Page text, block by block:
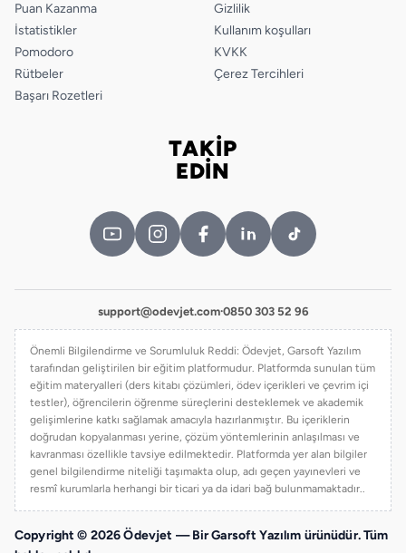
Puan Kazanma
İstatistikler
Pomodoro
Rütbeler
Başarı Rozetleri
Gizlilik
Kullanım koşulları
KVKK
Çerez Tercihleri
TAKİP
EDİN
support@odevjet.com·0850 303 52 96
Önemli Bilgilendirme ve Sorumluluk Reddi: Ödevjet, Garsoft Yazılım
tarafından geliştirilen bir eğitim platformudur. Platformda sunulan tüm
eğitim materyalleri (ders kitabı çözümleri, ödev içerikleri ve çevrim içi
testler), öğrencilerin öğrenme süreçlerini desteklemek ve akademik
gelişimlerine katkı sağlamak amacıyla hazırlanmıştır. Bu içeriklerin
doğrudan kopyalanması yerine, çözüm yöntemlerinin anlaşılması ve
kavranması özellikle tavsiye edilmektedir. Platformda yer alan bilgiler
genel bilgilendirme niteliği taşımakta olup, adı geçen yayınevleri ve
resmî kurumlarla herhangi bir ticari ya da idari bağ bulunmamaktadır..
Copyright © 2026 Ödevjet — Bir Garsoft Yazılım ürünüdür. Tüm